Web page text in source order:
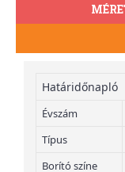
Határidőnapló
Évszám
Típus
Borító színe